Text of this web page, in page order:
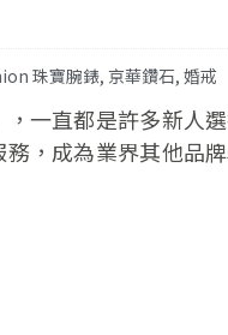
珠寶腕錶, 京華鑽石, 婚戒
一直都是許多新人
，成為業界其他品